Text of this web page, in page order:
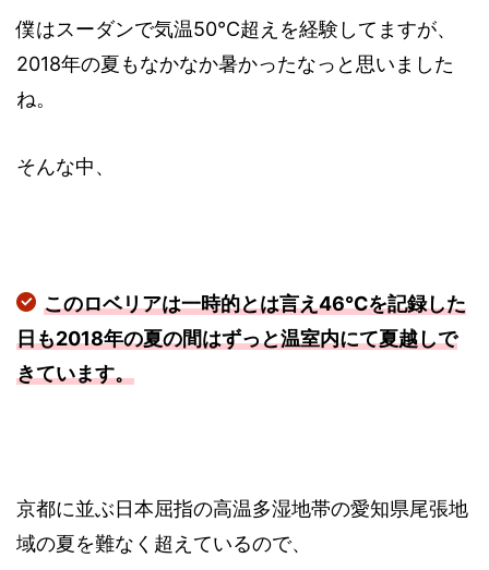
僕はスーダンで気温50℃超えを経験してますが、
2018年の夏もなかなか暑かったなっと思いました
ね。
そんな中、
このロベリアは一時的とは言え46℃を記録した
日も2018年の夏の間はずっと温室内にて夏越しで
きています。
京都に並ぶ日本屈指の高温多湿地帯の愛知県尾張地
域の夏を難なく超えているので、